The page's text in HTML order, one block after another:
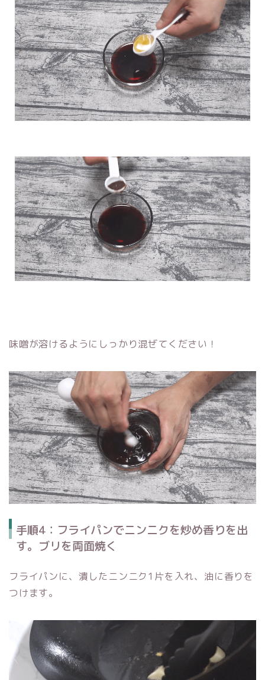
味噌が溶けるようにしっかり混ぜてください！
手順4：フライパンでニンニクを炒め香りを出
す。ブリを両面焼く
フライパンに、潰したニンニク1片を入れ、油に香りを
つけます。